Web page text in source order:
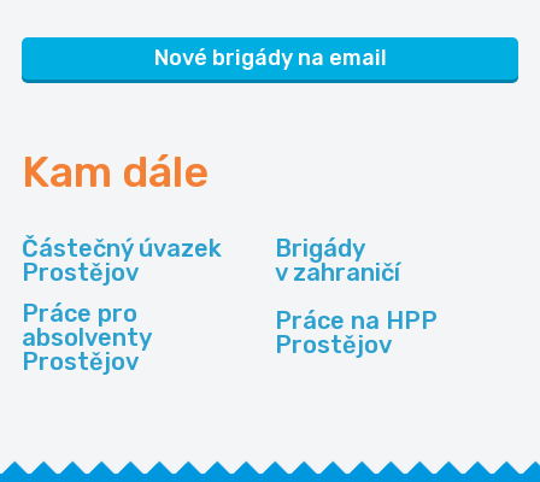
Nové brigády na email
Kam dále
Částečný úvazek
Prostějov
Brigády
v zahraničí
Práce pro
absolventy
Prostějov
Práce na HPP
Prostějov